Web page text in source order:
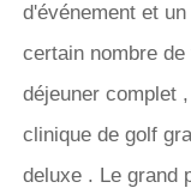
d'événement et
certain nombre
déjeuner complet
clinique de golf
deluxe . Le grand